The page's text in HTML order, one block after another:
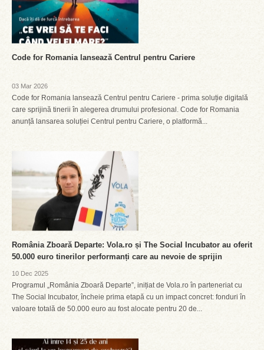
Code for Romania lansează Centrul pentru Cariere
03 Mar 2026
Code for Romania lansează Centrul pentru Cariere - prima soluție digitală
care sprijină tinerii în alegerea drumului profesional. Code for Romania
anunță lansarea soluției Centrul pentru Cariere, o platformă...
România Zboară Departe: Vola.ro și The Social Incubator au oferit
50.000 euro tinerilor performanți care au nevoie de sprijin
10 Dec 2025
Programul „România Zboară Departe”, inițiat de Vola.ro în parteneriat cu
The Social Incubator, încheie prima etapă cu un impact concret: fonduri în
valoare totală de 50.000 euro au fost alocate pentru 20 de...